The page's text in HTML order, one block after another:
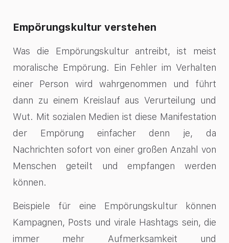
Empörungskultur verstehen
Was die Empörungskultur antreibt, ist meist
moralische Empörung. Ein Fehler im Verhalten
einer Person wird wahrgenommen und führt
dann zu einem Kreislauf aus Verurteilung und
Wut. Mit sozialen Medien ist diese Manifestation
der Empörung einfacher denn je, da
Nachrichten sofort von einer großen Anzahl von
Menschen geteilt und empfangen werden
können.
Beispiele für eine Empörungskultur können
Kampagnen, Posts und virale Hashtags sein, die
immer mehr Aufmerksamkeit und